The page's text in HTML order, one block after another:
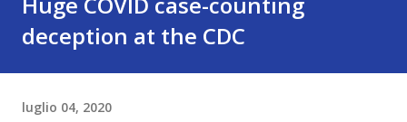
deception at the CDC
luglio 04, 2020